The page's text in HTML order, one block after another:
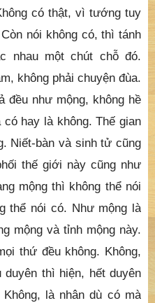
có thật, vì tướng tuy
nói không có, thì tánh
nhau một chút chỗ đó.
không phải chuyện đùa.
đều như mộng, không hề
có hay là không. Thế gian
Niết-bàn và sinh tử cũng
thế giới này cũng như
mộng thì không thể nói
thể nói có. Như mộng là
mộng và tỉnh mộng này.
thứ đều không. Không,
duyên thì hiện, hết duyên
là nhân dù có mà